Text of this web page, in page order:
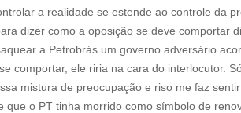
a realidade se estende ao controle da
dizer como a oposição se deve comportar
a Petrobrás um governo adversário
comportar, ele riria na cara do interlocutor.
mistura de preocupação e riso me faz
que o PT tinha morrido como símbolo de